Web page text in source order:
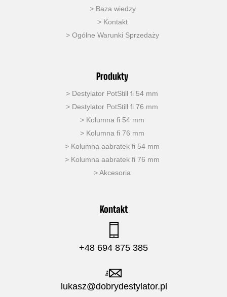
lukasz@dobrydestylator.pl
+48 694 875 385
Kontakt
Produkty
> Destylator PotStill fi 54 mm
> Destylator PotStill fi 76 mm
> Kolumna fi 54 mm
> Kolumna fi 76 mm
> Kolumna aabratek fi 54 mm
> Kolumna aabratek fi 76 mm
>Akcesoria
> Baza wiedzy
> Kontakt
> Ogólne Warunki Sprzedaży